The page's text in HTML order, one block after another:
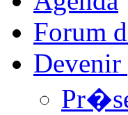
Forum